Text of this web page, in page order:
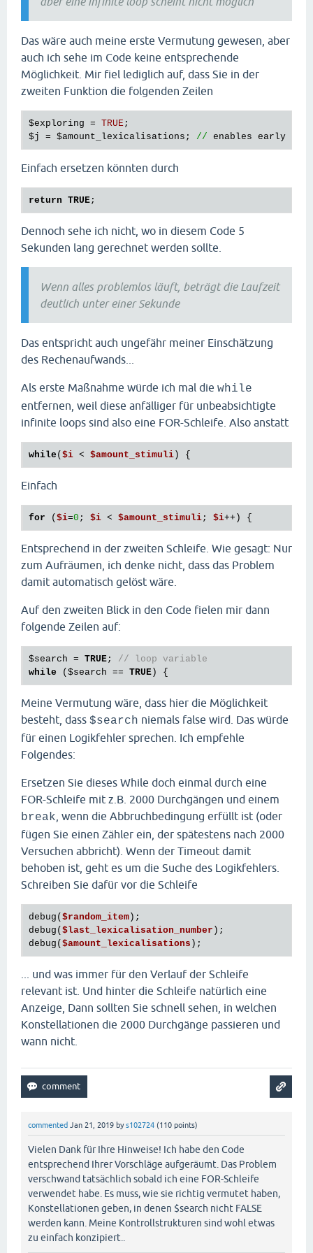
// erases used-up element from
$items_combined
$random_item_number
// saves current item and
$last_item_number =
$last_lexicalisation_number
// increment loop counter
++;
	}
return
Das wäre auch meine erste Vermutung gewesen, aber
auch ich sehe im Code keine entsprechende
Möglichkeit. Mir fiel lediglich auf, dass Sie in der
zweiten Funktion die folgenden Zeilen
$exploring = TRUE
$j
= $amount_lexicalisations ; // enables early
Einfach ersetzen könnten durch
return TRUE
Dennoch sehe ich nicht, wo in diesem Code 5
Sekunden lang gerechnet werden sollte.
Wenn alles problemlos läuft, beträgt die Laufzeit
deutlich unter einer Sekunde
Das entspricht auch ungefähr meiner Einschätzung
des Rechenaufwands...
Als erste Maßnahme würde ich mal die while
entfernen, weil diese anfälliger für unbeabsichtigte
infinite loops sind also eine FOR-Schleife. Also anstatt
while ($i < $amount_stimuli
Einfach
for ( $i=0 ; $i < $amount_stimuli ; $i
Entsprechend in der zweiten Schleife. Wie gesagt: Nur
zum Aufräumen, ich denke nicht, dass das Problem
damit automatisch gelöst wäre.
Auf den zweiten Blick in den Code fielen mir dann
folgende Zeilen auf:
$search = TRUE ; // loop variable
while ( $search == TRUE
Meine Vermutung wäre, dass hier die Möglichkeit
besteht, dass $search niemals false wird. Das würde
für einen Logikfehler sprechen. Ich empfehle
Folgendes:
Ersetzen Sie dieses While doch einmal durch eine
FOR-Schleife mit z.B. 2000 Durchgängen und einem
break , wenn die Abbruchbedingung erfüllt ist (oder
fügen Sie einen Zähler ein, der spätestens nach 2000
Versuchen abbricht). Wenn der Timeout damit
behoben ist, geht es um die Suche des Logikfehlers.
Schreiben Sie dafür vor die Schleife
debug( $random_item );
debug( $last_lexicalisation_number );
debug( $amount_lexicalisations
... und was immer für den Verlauf der Schleife
relevant ist. Und hinter die Schleife natürlich eine
Anzeige, Dann sollten Sie schnell sehen, in welchen
Konstellationen die 2000 Durchgänge passieren und
wann nicht.
commented Jan 21, 2019 bys102724 (110 points)
Vielen Dank für Ihre Hinweise! Ich habe den Code
entsprechend Ihrer Vorschläge aufgeräumt. Das Problem
verschwand tatsächlich sobald ich eine FOR-Schleife
verwendet habe. Es muss, wie sie richtig vermutet haben,
Konstellationen geben, in denen $search nicht FALSE
werden kann. Meine Kontrollstrukturen sind wohl etwas
zu einfach konzipiert..